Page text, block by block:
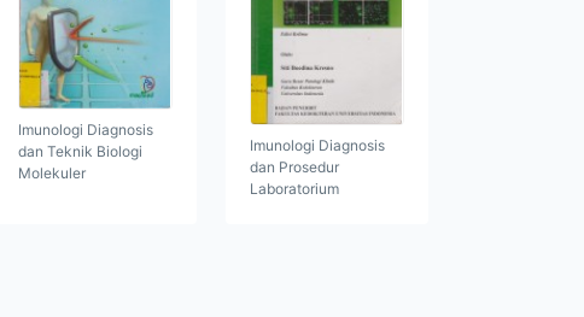
Imunologi Diagnosis
dan Teknik Biologi
Molekuler
Imunologi Diagnosis
dan Prosedur
Laboratorium